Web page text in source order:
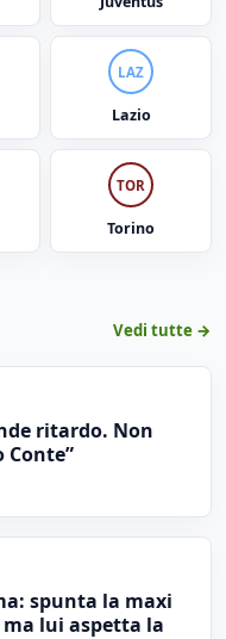
LAZ
Lazio
TOR
Torino
Vedi tutte →
ritardo. Non
Conte”
spunta la maxi
lui aspetta la